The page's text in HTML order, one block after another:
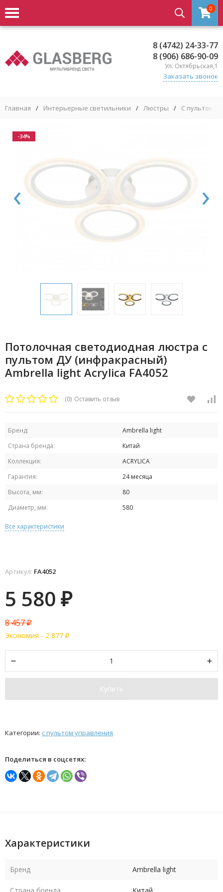
0
8 (4742) 24-33-77
8 (906) 686-90-09
Ул. Октябрьская,1
Заказать звонок
Главная / Интерьерные светильники / Люстры / С пультом
-34%
‹ ›
Потолочная светодиодная люстра с
пультом ДУ (инфракрасный)
Ambrella light Acrylica FA4052
(0) Оставить отзыв
Бренд:
Ambrella light
Страна бренда:
Китай
Коллекция:
ACRYLICA
Гарантия:
24 месяца
Высота, мм:
80
Диаметр, мм:
580
Все характеристики
Артикул: FA4052
5 580 ₽
8 457₽
Экономия - 2 877 ₽
Купить
Категории: с пультом управления
Поделиться в соцсетях:
Характеристики
Бренд Ambrella light
Страна бренда Китай